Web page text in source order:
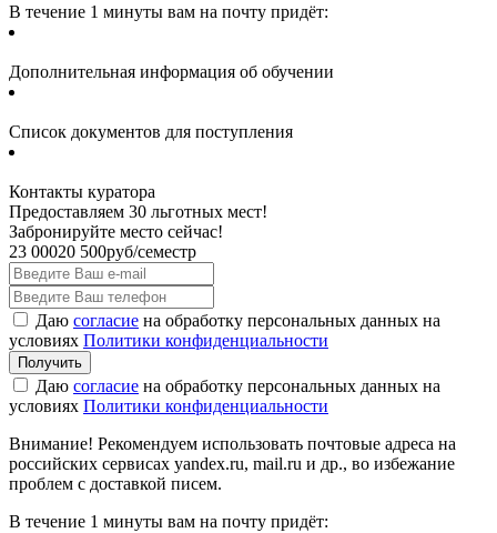
В течение 1 минуты вам на почту придёт:
Дополнительная информация об обучении
Список документов для поступления
Контакты куратора
Предоставляем 30 льготных мест!
Забронируйте место сейчас!
23 00020 500руб/семестр
Даю согласие на обработку персональных данных на
условиях Политики конфиденциальности
Даю согласие на обработку персональных данных на
условиях Политики конфиденциальности
Внимание! Рекомендуем использовать почтовые адреса на
российских сервисах yandex.ru, mail.ru и др., во избежание
проблем с доставкой писем.
В течение 1 минуты вам на почту придёт: